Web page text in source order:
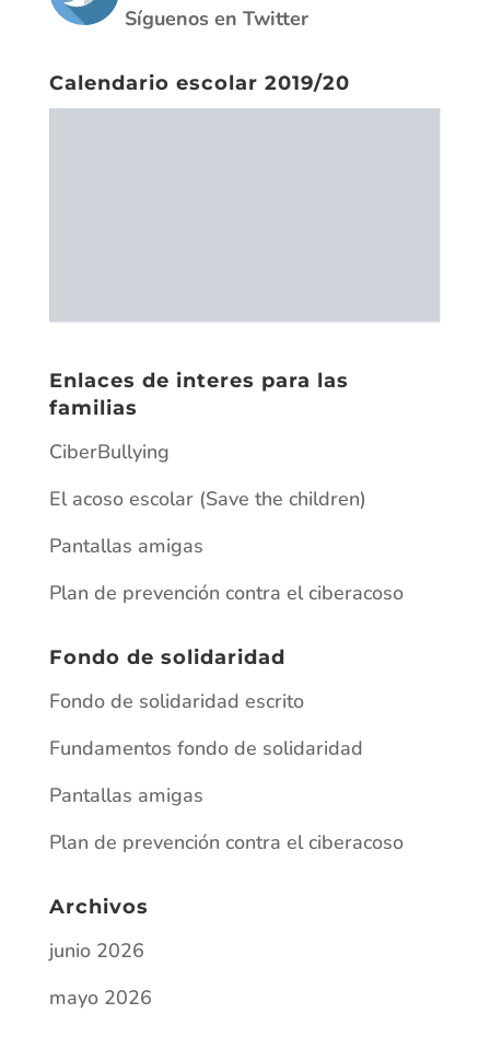
Síguenos en Twitter
Calendario escolar 2019/20
Plan de prevención contra el ciberacoso
Fondo de solidaridad
Fondo de solidaridad escrito
Fundamentos fondo de solidaridad
Pantallas amigas
Plan de prevención contra el ciberacoso
junio 2026
mayo 2026
enero 2026
junio 2025
abril 2025
marzo 2025